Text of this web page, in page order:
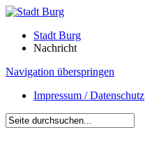
Stadt Burg
Nachricht
Navigation überspringen
Impressum / Datenschutz